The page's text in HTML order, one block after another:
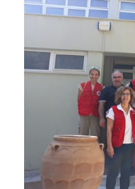
2012
2010
2006